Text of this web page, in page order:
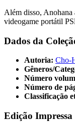
Além disso,
videogame portátil
Dados da
Autoria: Cho-
Gêneros/
Número
Número de
Classificação
Edição Impressa